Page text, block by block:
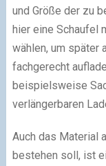
und Größe der zu
hier eine Schaufel
wählen, um später
fachgerecht
beispielsweise
verlängerbaren
Auch das Material
bestehen soll, ist